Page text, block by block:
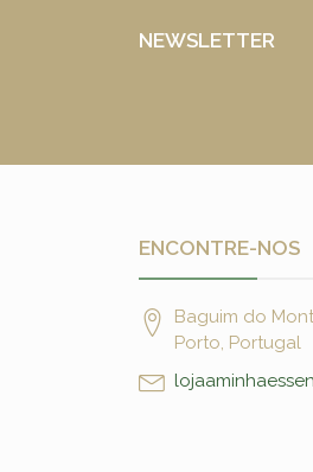
NEWSLETTER
ENCONTRE-NOS
Baguim do
Porto, Portugal